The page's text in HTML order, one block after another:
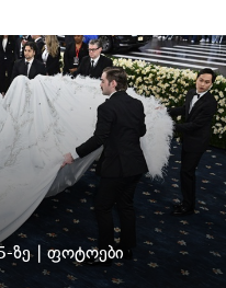
ზე | ფოტოები